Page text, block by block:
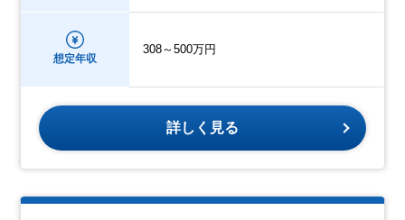
想定年収
308～500万円
詳しく見る